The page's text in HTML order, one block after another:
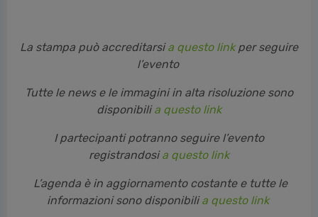
La stampa può accreditarsi a questo link per seguire
l’evento
Tutte le news e le immagini in alta risoluzione sono
disponibili a questo link
I partecipanti potranno seguire l’evento
registrandosi a questo link
L’agenda è in aggiornamento costante e tutte le
informazioni sono disponibili a questo link